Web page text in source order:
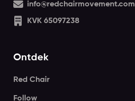
info@redchairmovement.com
KVK 65097238
Ontdek
Red Chair
Follow